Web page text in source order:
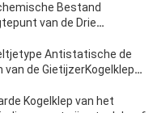
Bestand
van de Drie
Antistatische de
van de GietijzerKogelklep
Kogelklep van het